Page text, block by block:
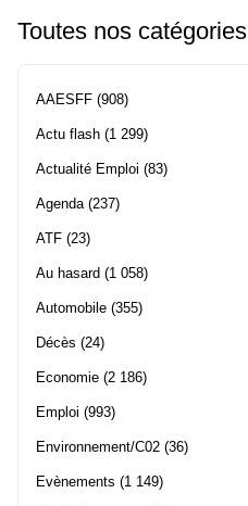
Toutes nos catégories
AAESFF (908)
Actu flash (1 299)
Actualité Emploi (83)
Agenda(237)
ATF (23)
Au hasard (1 058)
Automobile (355)
Décès (24)
Economie (2 186)
Emploi (993)
Environnement/C02 (36)
Evènements (1 149)